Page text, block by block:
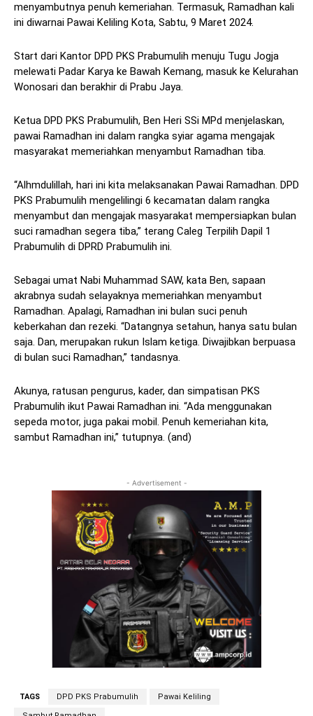
menyambutnya penuh kemeriahan. Termasuk, Ramadhan kali
ini diwarnai Pawai Keliling Kota, Sabtu, 9 Maret 2024.
Start dari Kantor DPD PKS Prabumulih menuju Tugu Jogja
melewati Padar Karya ke Bawah Kemang, masuk ke Kelurahan
Wonosari dan berakhir di Prabu Jaya.
Ketua DPD PKS Prabumulih, Ben Heri SSi MPd menjelaskan,
pawai Ramadhan ini dalam rangka syiar agama mengajak
masyarakat memeriahkan menyambut Ramadhan tiba.
“Alhmdulillah, hari ini kita melaksanakan Pawai Ramadhan. DPD
PKS Prabumulih mengelilingi 6 kecamatan dalam rangka
menyambut dan mengajak masyarakat mempersiapkan bulan
suci ramadhan segera tiba,” terang Caleg Terpilih Dapil 1
Prabumulih di DPRD Prabumulih ini.
Sebagai umat Nabi Muhammad SAW, kata Ben, sapaan
akrabnya sudah selayaknya memeriahkan menyambut
Ramadhan. Apalagi, Ramadhan ini bulan suci penuh
keberkahan dan rezeki. “Datangnya setahun, hanya satu bulan
saja. Dan, merupakan rukun Islam ketiga. Diwajibkan berpuasa
di bulan suci Ramadhan,” tandasnya.
Akunya, ratusan pengurus, kader, dan simpatisan PKS
Prabumulih ikut Pawai Ramadhan ini. “Ada menggunakan
sepeda motor, juga pakai mobil. Penuh kemeriahan kita,
sambut Ramadhan ini,” tutupnya. (and)
- Advertisement -
TAGS DPD PKS Prabumulih Pawai Keliling